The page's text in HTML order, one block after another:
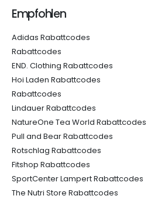
Empfohlen
Adidas Rabattcodes
Rabattcodes
END. Clothing Rabattcodes
Hoi Laden Rabattcodes
Rabattcodes
Lindauer Rabattcodes
NatureOne Tea World Rabattcodes
Pull and Bear Rabattcodes
Rotschlag Rabattcodes
Fitshop Rabattcodes
SportCenter Lampert Rabattcodes
The Nutri Store Rabattcodes